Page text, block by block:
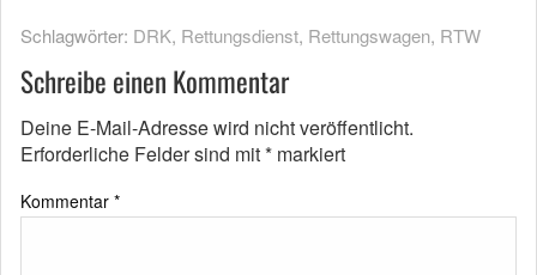
Schlagwörter: DRK, Rettungsdienst, Rettungswagen, RTW
Schreibe einen Kommentar
Deine E-Mail-Adresse wird nicht veröffentlicht.
Erforderliche Felder sind mit* markiert
Kommentar *